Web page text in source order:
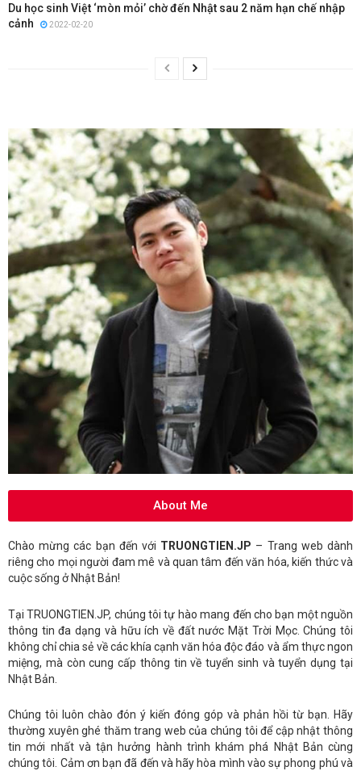
Du học sinh Việt ‘mòn mỏi’ chờ đến Nhật sau 2 năm hạn chế nhập
cảnh
2022-02-20
About Me
Chào mừng các bạn đến với TRUONGTIEN.JP – Trang web dành
riêng cho mọi người đam mê và quan tâm đến văn hóa, kiến thức và
cuộc sống ở Nhật Bản!
Tại TRUONGTIEN.JP, chúng tôi tự hào mang đến cho bạn một nguồn
thông tin đa dạng và hữu ích về đất nước Mặt Trời Mọc. Chúng tôi
không chỉ chia sẻ về các khía cạnh văn hóa độc đáo và ẩm thực ngon
miệng, mà còn cung cấp thông tin về tuyển sinh và tuyển dụng tại
Nhật Bản.
Chúng tôi luôn chào đón ý kiến đóng góp và phản hồi từ bạn. Hãy
thường xuyên ghé thăm trang web của chúng tôi để cập nhật thông
tin mới nhất và tận hưởng hành trình khám phá Nhật Bản cùng
chúng tôi. Cảm ơn bạn đã đến và hãy hòa mình vào sự phong phú và